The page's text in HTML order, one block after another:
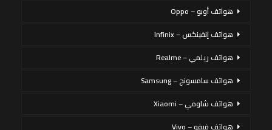
هواتف أوبو – Oppo
هواتف إنفينكس – Infinix
هواتف ريلمي – Realme
هواتف سامسونج – Samsung
هواتف شاومي – Xiaomi
هواتف فيفو – Vivo